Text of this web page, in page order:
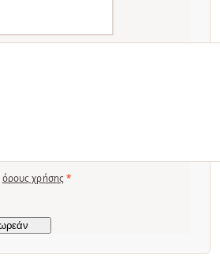
όρους χρήσης *